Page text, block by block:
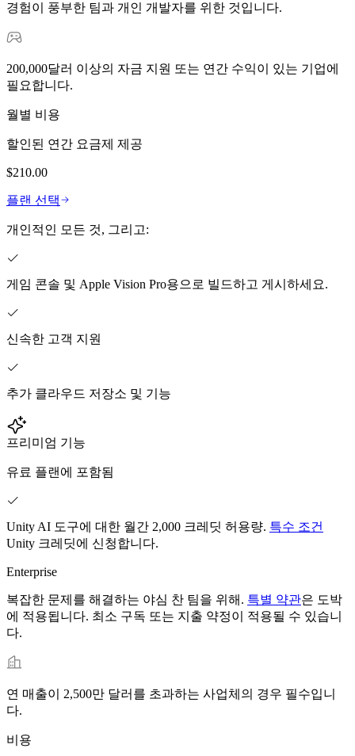
경험이 풍부한 팀과 개인 개발자를 위한 것입니다.
200,000달러 이상의 자금 지원 또는 연간 수익이 있는 기업에
필요합니다.
월별 비용
할인된 연간 요금제 제공
$210.00
플랜 선택
개인적인 모든 것, 그리고:
게임 콘솔 및 Apple Vision Pro용으로 빌드하고 게시하세요.
신속한 고객 지원
추가 클라우드 저장소 및 기능
프리미엄 기능
유료 플랜에 포함됨
Unity AI 도구에 대한 월간 2,000 크레딧 허용량. 특수 조건
Unity 크레딧에 신청합니다.
Enterprise
복잡한 문제를 해결하는 야심 찬 팀을 위해. 특별 약관은 도박
에 적용됩니다. 최소 구독 또는 지출 약정이 적용될 수 있습니
다.
연 매출이 2,500만 달러를 초과하는 사업체의 경우 필수입니
다.
비용